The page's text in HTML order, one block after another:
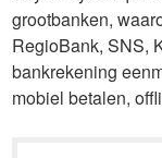
grootbanken,
RegioBank, SNS,
bankrekening
mobiel betalen,